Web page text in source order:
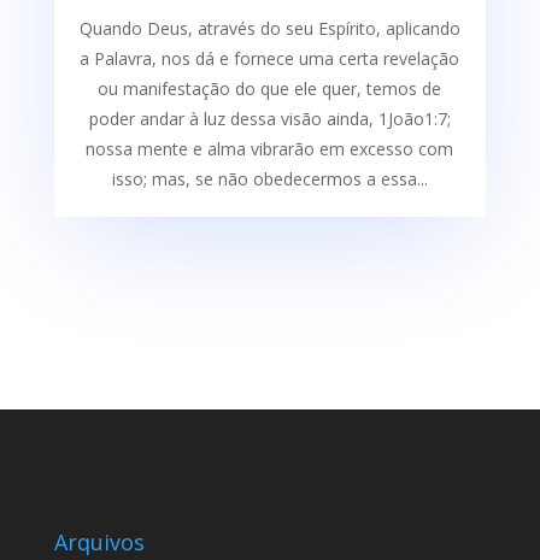
Quando Deus, através do seu Espírito, aplicando
a Palavra, nos dá e fornece uma certa re­velação
ou manifestação do que ele quer, temos de
poder andar à luz dessa visão ainda, 1João1:7;
nossa mente e alma vibrarão em excesso com
isso; mas, se não obedecermos a essa...
Arquivos